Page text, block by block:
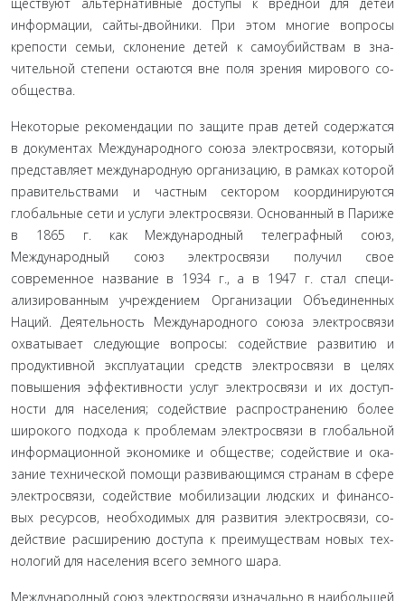
информации, сайты-двойники. При этом многие вопросы
крепости семьи, склонение детей к самоубийствам в зна­
чительной степени остаются вне поля зрения мирового со­
общества.
Некоторые рекомендации по защите прав детей со­держатся
в документах Международного союза электросвя­зи, который
представляет международную организацию, в рамках которой
правительствами и частным сектором координируются
глобальные сети и услуги электросвязи. Основанный в Париже
в 1865 г. как Международный теле­графный союз,
Международный союз электросвязи получил свое
современное название в 1934 г., а в 1947 г. стал специ­
ализированным учреждением Организации Объединенных
Наций. Деятельность Международного союза электросвя­зи
охватывает следующие вопросы: содействие развитию и
продуктивной эксплуатации средств электросвязи в целях
повышения эффективности услуг электросвязи и их доступ­
ности для населения; содействие распространению более
широкого подхода к проблемам электросвязи в глобальной
информационной экономике и обществе; содействие и ока­
зание технической помощи развивающимся странам в сфере
электросвязи, содействие мобилизации людских и финансо­
вых ресурсов, необходимых для развития электросвязи, со­
действие расширению доступа к преимуществам новых тех­
нологий для населения всего земного шара.
Международный союз электросвязи изначально в наи­большей